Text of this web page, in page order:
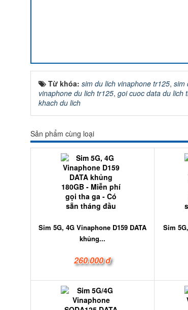
Từ khóa: sim du lich vinaphone tr125, sim
vinaphone du lich tr125, goi cuoc data du lich
khach du lich
Sản phẩm cùng loại
Sim 5G, 4G Vinaphone D159 DATA
khủng...
260.000 đ
Sim